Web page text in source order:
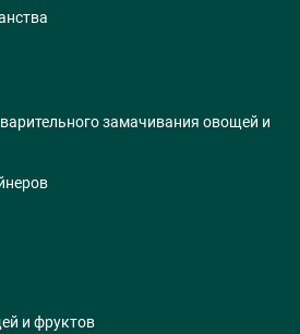
замачивания овощей и
и фруктов